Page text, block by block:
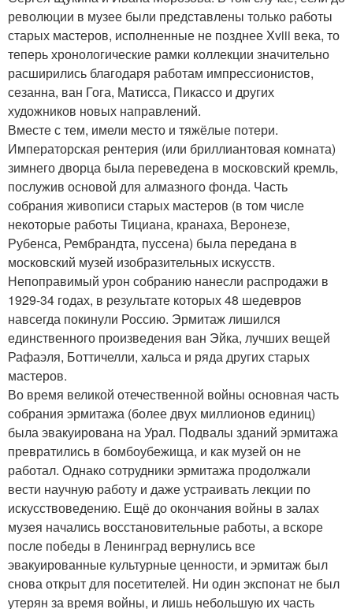
революции в музее были представлены только работы
старых мастеров, исполненные не позднее Xviii века, то
теперь хронологические рамки коллекции значительно
расширились благодаря работам импрессионистов,
сезанна, ван Гога, Матисса, Пикассо и других
художников новых направлений.
Вместе с тем, имели место и тяжёлые потери.
Императорская рентерия (или бриллиантовая комната)
зимнего дворца была переведена в московский кремль,
послужив основой для алмазного фонда. Часть
собрания живописи старых мастеров (в том числе
некоторые работы Тициана, кранаха, Веронезе,
Рубенса, Рембрандта, пуссена) была передана в
московский музей изобразительных искусств.
Непоправимый урон собранию нанесли распродажи в
1929-34 годах, в результате которых 48 шедевров
навсегда покинули Россию. Эрмитаж лишился
единственного произведения ван Эйка, лучших вещей
Рафаэля, Боттичелли, хальса и ряда других старых
мастеров.
Во время великой отечественной войны основная часть
собрания эрмитажа (более двух миллионов единиц)
была эвакуирована на Урал. Подвалы зданий эрмитажа
превратились в бомбоубежища, и как музей он не
работал. Однако сотрудники эрмитажа продолжали
вести научную работу и даже устраивать лекции по
искусствоведению. Ещё до окончания войны в залах
музея начались восстановительные работы, а вскоре
после победы в Ленинград вернулись все
эвакуированные культурные ценности, и эрмитаж был
снова открыт для посетителей. Ни один экспонат не был
утерян за время войны, и лишь небольшую их часть